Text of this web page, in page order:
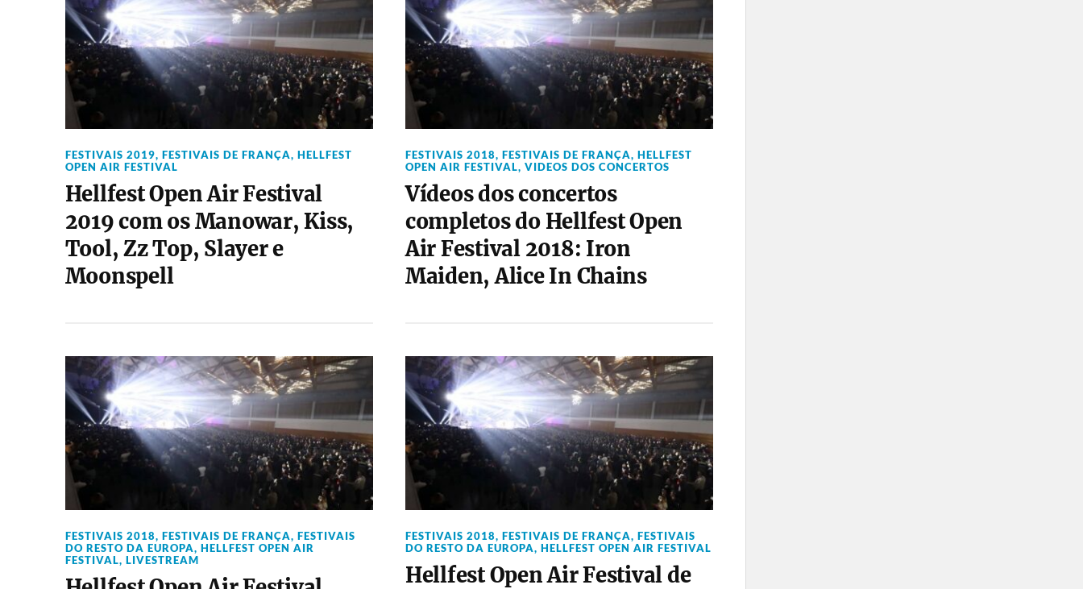
FESTIVAIS 2019, FESTIVAIS DE FRANÇA, HELLFEST
OPEN AIR FESTIVAL
Hellfest Open Air Festival
2019 com os Manowar, Kiss,
Tool, Zz Top, Slayer e
Moonspell
FESTIVAIS 2018, FESTIVAIS DE FRANÇA, HELLFEST
OPEN AIR FESTIVAL, VIDEOS DOS CONCERTOS
Vídeos dos concertos
completos do Hellfest Open
Air Festival 2018: Iron
Maiden, Alice In Chains
FESTIVAIS 2018, FESTIVAIS DE FRANÇA, FESTIVAIS
DO RESTO DA EUROPA, HELLFEST OPEN AIR
FESTIVAL, LIVESTREAM
FESTIVAIS 2018, FESTIVAIS DE FRANÇA, FESTIVAIS
DO RESTO DA EUROPA, HELLFEST OPEN AIR FESTIVAL
Hellfest Open Air Festival de